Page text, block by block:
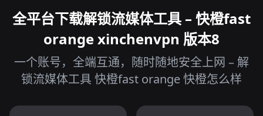
全平台下载解锁流媒体工具 – 快橙fast
orange xinchenvpn 版本8
一个账号，全端互通，随时随地安全上网 – 解
锁流媒体工具 快橙fast orange 快橙怎么样